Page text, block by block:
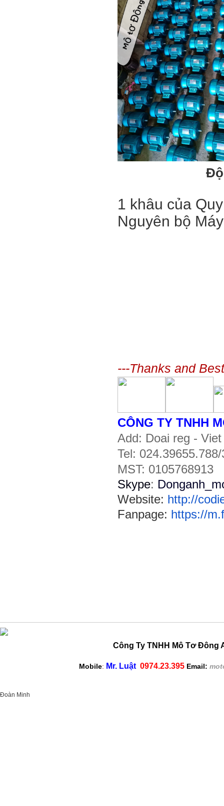
1 khâu của
Nguyên bộ
---Thanks and
CÔNG TY TNHH
Add: Doai reg -
Tel:
MST: 0105768913
Skype:
Website: http://
Fanpage: https://
Công Ty TNHH Mô Tơ Đông
Mobile: Mr. Luật 0974.23.395 Email:
Đoàn Minh